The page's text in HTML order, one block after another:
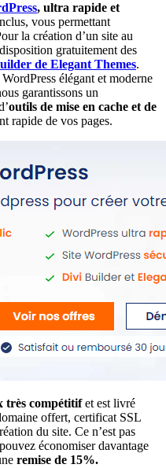
, ultra rapide et
vous permettant
la création d’un site au
gratuitement des
de Elegant Themes.
élégant et moderne
garantissons un
outils de mise en cache et de
rapide de vos pages.
très compétitifet est livré
offert, certificat SSL
du site. Ce n’est pas
économiser davantage
remise de 15%.